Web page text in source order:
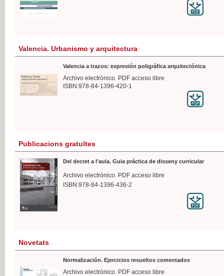
Valencia. Urbanismo y arquitectura
Valencia a trazos: expresión poligráfica arquitectónica
Archivo electrónico. PDF acceso libre
ISBN:978-84-1396-420-1
Publicacions gratuïtes
Del decret a l'aula. Guia práctica de disseny curricular
Archivo electrónico. PDF acceso libre
ISBN:978-84-1396-436-2
Novetats
Normalización. Ejercicios resueltos comentados
Archivo electrónico. PDF acceso libre